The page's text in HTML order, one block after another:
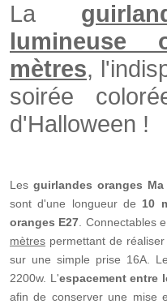
La
lumineuse
mètres,
soirée
d'Halloween !
Les guirlandes oranges
sont d'une longueur de 10
oranges E27 . Connectables
mètres permettant de
sur une simple prise 16A.
2200w. L'espacement entre
afin de conserver une mise